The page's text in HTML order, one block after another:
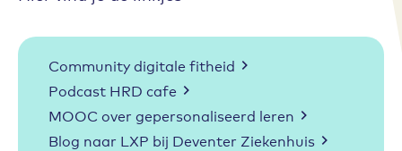
Links
Community digitale fitheid
Podcast HRD cafe
MOOC over gepersonaliseerd leren
Blog naar LXP bij Deventer Ziekenhuis